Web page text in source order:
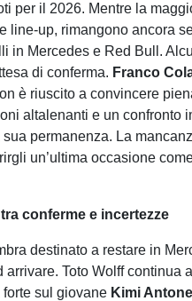
per il 2026. Mentre la
line-up, rimangono ancora
in Mercedes e Red Bull.
di conferma. Franco
è riuscito a convincere
altalenanti e un confronto
permanenza. La
un’ultima occasione
conferme e incertezze
destinato a restare in
arrivare. Toto Wolff continua
forte sul giovane Kimi